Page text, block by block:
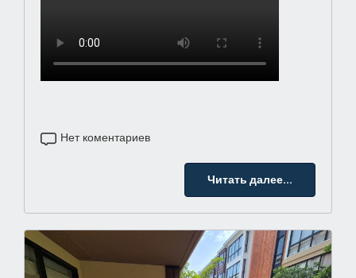
Нет коментариев
Читать далее...